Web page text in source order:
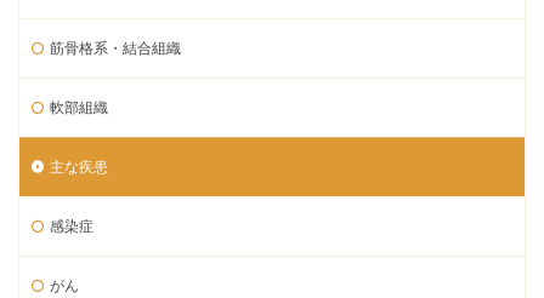
筋骨格系・結合組織
軟部組織
主な疾患
感染症
がん